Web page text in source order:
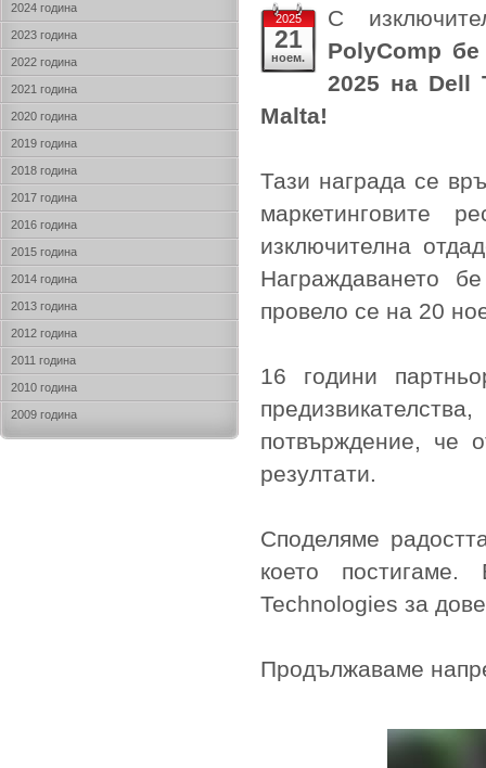
2024 година
2023 година
2022 година
2021 година
2020 година
2019 година
2018 година
2017 година
2016 година
2015 година
2014 година
2013 година
2012 година
2011 година
2010 година
2009 година
2025
21
ноем.
С
PolyComp бе
2025 на Dell
Malta!
Тази награда се
маркетинговите
изключителна
Награждаването
провело се на 20
16 години
потвърждение, че
резултати.
Споделяме
което
Technologies за
Продължаваме